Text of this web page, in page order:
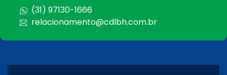
(31) 97130-1666
relacionamento@cdlbh.com.br